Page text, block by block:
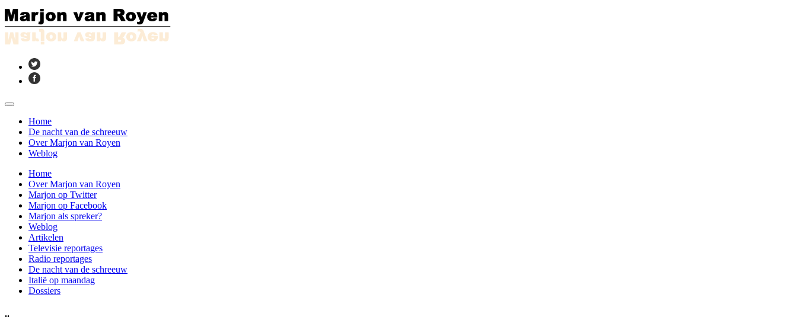
Home
De nacht van de schreeuw
Over Marjon van Royen
Weblog
Home
Over Marjon van Royen
Marjon op Twitter
Marjon op Facebook
Marjon als spreker?
Weblog
Artikelen
Televisie reportages
Radio reportages
De nacht van de schreeuw
Italië op maandag
Dossiers
..